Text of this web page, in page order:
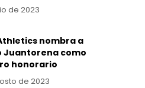
de 2023
nombra a
Juantorena como
honorario
de 2023